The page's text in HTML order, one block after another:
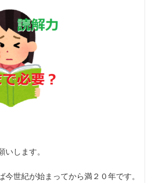
いします。
今世紀が始まってから満２０年です。